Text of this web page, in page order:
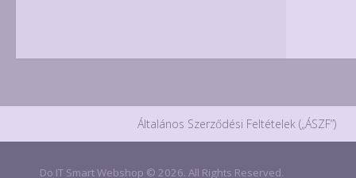
Általános Szerződési Feltételek („ÁSZF”)
Do IT Smart Webshop © 2026. All Rights Reserved.